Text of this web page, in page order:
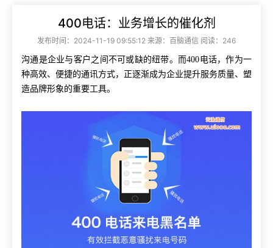
400电话：业务增长的催化剂
发布时间：2024-11-19 09:55:12 来源：百脑通信 阅读：246
沟通是企业与客户之间不可或缺的纽带。而400电话，作为一
种高效、便捷的通讯方式，正逐渐成为企业提升服务质量、塑
造品牌形象的重要工具。